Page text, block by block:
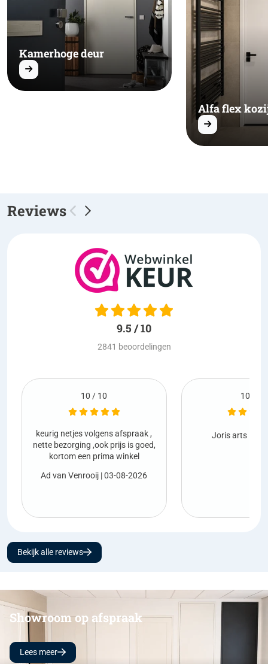
Kamerhoge deur
Alfa flex
Reviews
9.5 / 10
2841 beoordelingen
is goed,
Joris arts| 01-08-2026 Netjes
Bekijk alle reviews
Showroom op afspraak
Lees meer